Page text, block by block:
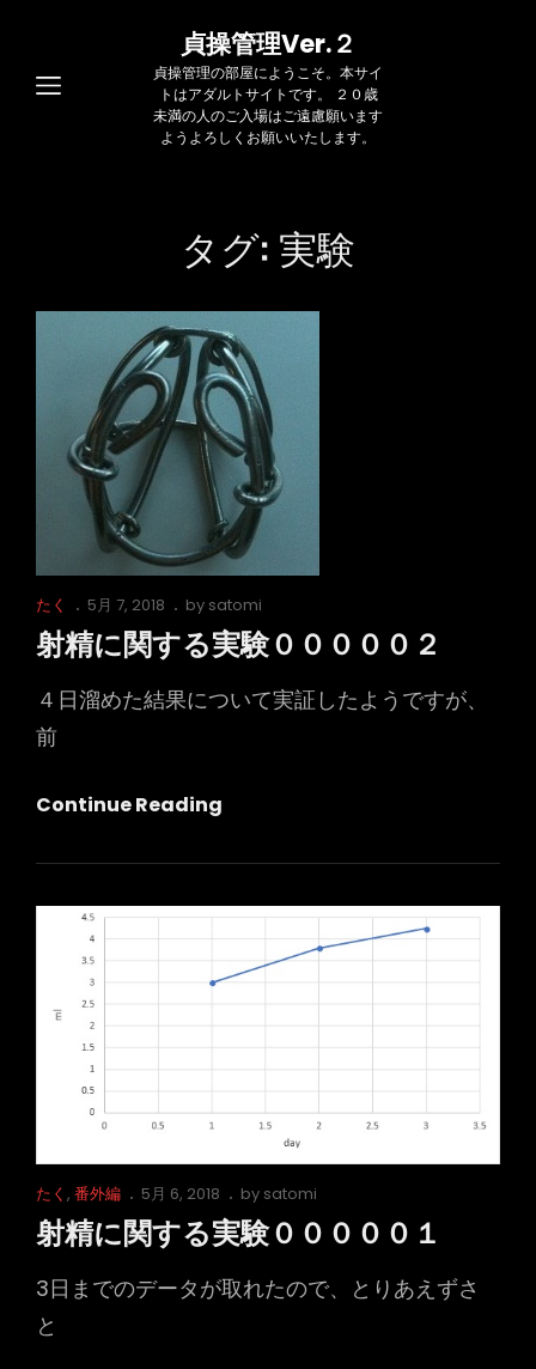
貞操管理Ver.２
貞操管理の部屋にようこそ。本サイ
トはアダルトサイトです。 ２０歳
未満の人のご入場はご遠慮願います
ようよろしくお願いいたします。
タグ: 実験
Cat
Links
たく
Posted
on
5月 7, 2018 by satomi
射精に関する実験０００００２
４日溜めた結果について実証したようですが、
前
Continue Reading
に
関
る
０
０
２
Cat
Links
たく , 番外編
Posted
on
5月 6, 2018 by satomi
射精に関する実験０００００１
3日までのデータが取れたので、とりあえずさ
と